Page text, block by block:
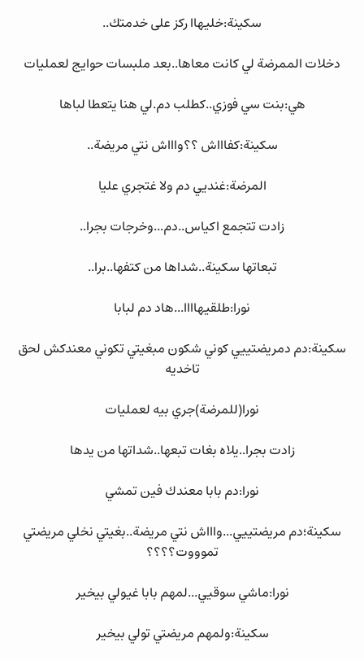
سكينة:خليهاا ركز على خدمتك..
دخلات الممرضة لي كانت معاها..بعد ملبسات حوايج لعمليات
هي:بنت سي فوزي..كطلب دم.لي هنا يتعطا لباها
سكينة:كفاااش ؟؟واااش نتي مريضة..
المرضة:غنديي دم ولا غتجري عليا
زادت تتجمع اكياس..دم...وخرجات بجرا..
تبعاتها سكينة..شداها من كتفها..برا..
نورا:طلقيهاااا...هاد دم لبابا
سكينة:دم دمريضتييي كوني شكون مبغيتي تكوني معندكش لحق
تاخديه
نورا(للمرضة)جري بيه لعمليات
زادت بجرا..يلاه بغات تبعها..شداتها من يدها
نورا:دم بابا معندك فين تمشي
سكينة؛دم مريضتييي...واااش نتي مريضة..بغيتي نخلي مريضتي
تموووت؟؟؟؟
نورا:ماشي سوقيي...لمهم بابا غيولي بيخير
سكينة:ولمهم مريضتي تولي بيخير